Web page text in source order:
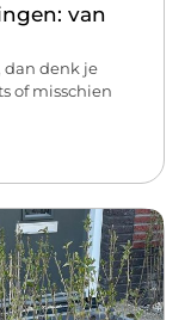
van
dan denk je
of misschien